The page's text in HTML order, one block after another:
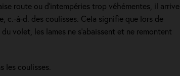
route ou d’intempéries trop véhémentes, il arrive
c.-à-d. des coulisses. Cela signifie que lors de
volet, les lames ne s’abaissent et ne remontent
les coulisses.